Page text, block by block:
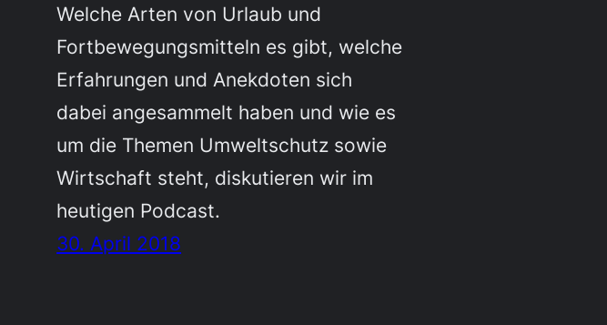
Welche Arten von Urlaub und
Fortbewegungsmitteln es gibt, welche
Erfahrungen und Anekdoten sich
dabei angesammelt haben und wie es
um die Themen Umweltschutz sowie
Wirtschaft steht, diskutieren wir im
heutigen Podcast.
30. April 2018